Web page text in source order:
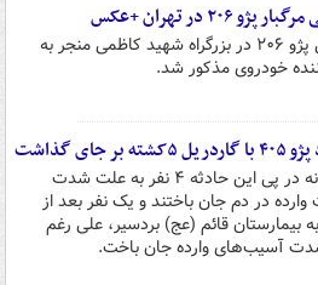
پژو ۲۰۶ در تهران +عکس
واژگونی پژو ۲۰۶ در بزرگراه شهید کاظمی منجر به
خودروی مذکور شد.
بر جای گذاشت
متأسفانه در پی این حادثه ۴ نفر به علت شدت
وارده در دم جان باختند و یک نفر بعد از
بیمارستان قائم (عج) بردسیر، علی رغم
آسیب‌های وارده جان باخت.